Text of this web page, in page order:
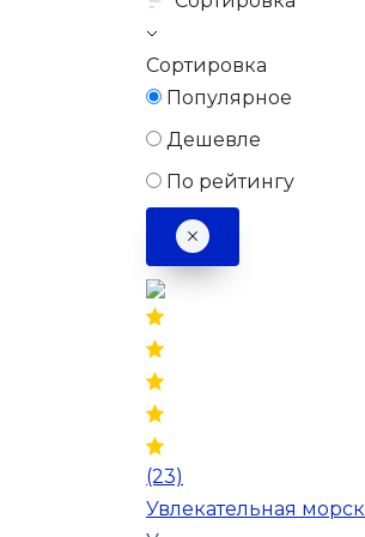
Сортировка
Популярное
Дешевле
По рейтингу
(23)
Увлекательная